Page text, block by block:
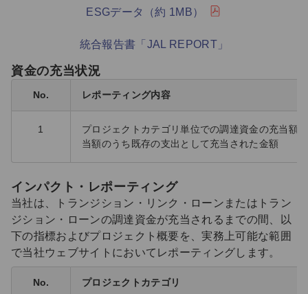
ESGデータ（約 1MB）
統合報告書「JAL REPORT」
資金の充当状況
No. レポーティング内容
1
プロジェクトカテゴリ単位での調達資金の充当額
当額のうち既存の支出として充当された金額
インパクト・レポーティング
当社は、トランジション・リンク・ローンまたはトラン
ジション・ローンの調達資金が充当されるまでの間、以
下の指標およびプロジェクト概要を、実務上可能な範囲
で当社ウェブサイトにおいてレポーティングします。
No. プロジェクトカテゴリ